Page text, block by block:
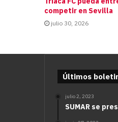
competir en Sevilla
julio 30, 2026
Últimos
julio 2, 2023
SUMAR se